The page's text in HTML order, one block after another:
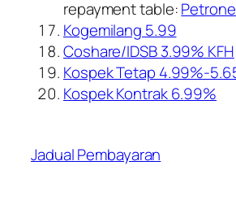
repayment table:
Kogemilang 5.99
Coshare/IDSB 3.99% KFH
Kospek Tetap 4.99%-
Kospek Kontrak 6.99%
Jadual Pembayaran